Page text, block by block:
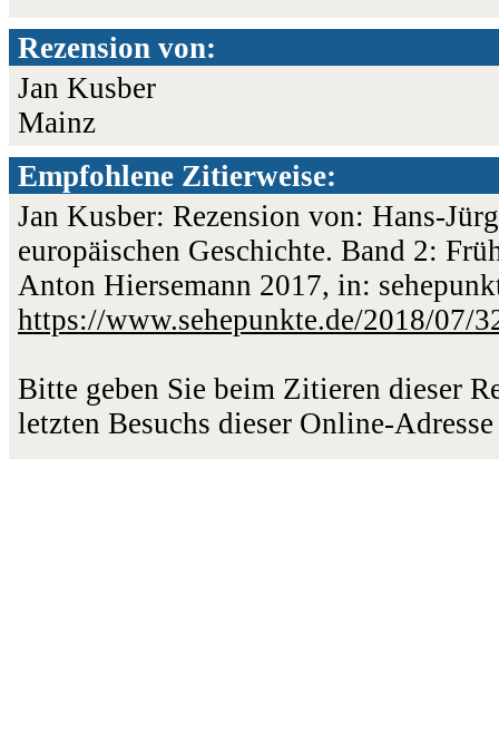
Rezension von:
Jan Kusber
Mainz
Empfohlene Zitierweise:
Jan Kusber: Rezension von: Hans-
europäischen Geschichte. Band 2:
Anton Hiersemann 2017, in:
https://www.sehepunkte.de/2018/07/
Bitte geben Sie beim Zitieren dieser
letzten Besuchs dieser Online-Adresse